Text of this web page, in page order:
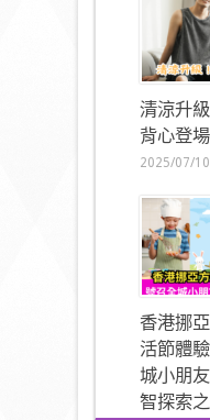
清涼升
背心登
2025/07/10
香港挪
活節體
城小朋
智探索